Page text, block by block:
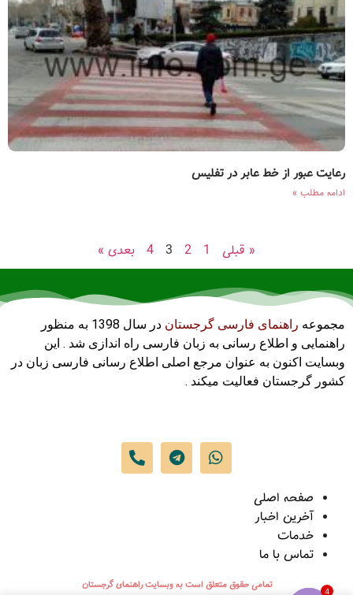
رعایت عبور از خط عابر در تفلیس
ادامه مطلب »
« قبلی 1
2
3
4 بعدی »
مجموعه راهنمای فارسی گرجستان
در سال 1398 به منظور
راهنمایی و اطلاع رسانی به زبان فارسی راه اندازی شد . این
وبسایت اکنون به عنوان مرجع اصلی اطلاع رسانی فارسی زبان در
کشور گرجستان فعالیت میکند .
صفحه اصلی
آخرین اخبار
خدمات
تماس با ما
تمامی حقوق متعلق است به وبسایت راهنمای گرجستان 4